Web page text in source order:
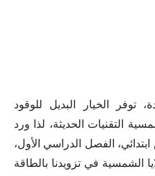
توفر الخيار البديل للوقود
التقنيات الحديثة، لذا ورد
الفصل الدراسي الأول،
الشمسية في تزويدنا بالطاقة